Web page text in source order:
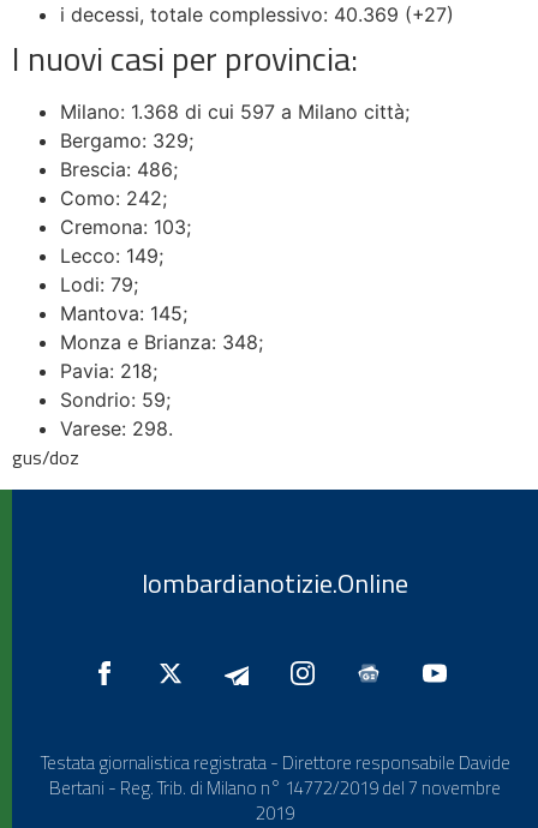
i decessi, totale complessivo: 40.369 (+27)
I nuovi casi per provincia:
Milano: 1.368 di cui 597 a Milano città;
Bergamo: 329;
Brescia: 486;
Como: 242;
Cremona: 103;
Lecco: 149;
Lodi: 79;
Mantova: 145;
Monza e Brianza: 348;
Pavia: 218;
Sondrio: 59;
Varese: 298.
gus/doz
lombardianotizie.Online
Testata giornalistica registrata - Direttore responsabile Davide
Bertani - Reg. Trib. di Milano n° 14772/2019 del 7 novembre
2019